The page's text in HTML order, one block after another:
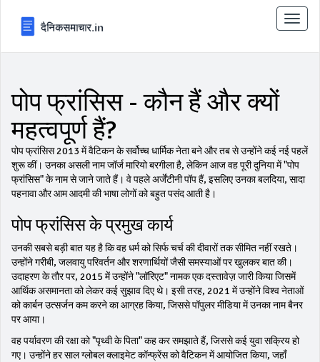
टॉगल
से
पोप फ्रांसिस - कौन हैं और क्यों
महत्वपूर्ण हैं?
पोप फ्रांसिस 2013 में वैटिकन के सर्वोच्च धार्मिक नेता बने और तब से उन्होंने कई नई पहलें
शुरू कीं। उनका असली नाम जॉर्ज मारियो बरगीला है, लेकिन आज वह पूरी दुनिया में "पोप
फ्रांसिस" के नाम से जाने जाते हैं। वे पहले अर्जेंटीनी पॉप हैं, इसलिए उनका बलदिया, सादा
पहनावा और आम आदमी की भाषा लोगों को बहुत पसंद आती है।
पोप फ्रांसिस के प्रमुख कार्य
उनकी सबसे बड़ी बात यह है कि वह धर्म को सिर्फ चर्च की दीवारों तक सीमित नहीं रखते।
उन्होंने गरीबी, जलवायु परिवर्तन और शरणार्थियों जैसी समस्याओं पर खुलकर बात की।
उदाहरण के तौर पर, 2015 में उन्होंने "लॉरिएट" नामक एक दस्तावेज़ जारी किया जिसमें
आर्थिक असमानता को लेकर कई सुझाव दिए थे। इसी तरह, 2021 में उन्होंने विश्व नेताओं
को कार्बन उत्सर्जन कम करने का आग्रह किया, जिससे पॉपुलर मीडिया में उनका नाम बैनर
पर आया।
वह पर्यावरण की रक्षा को "पृथ्वी के पिता" कह कर समझाते हैं, जिससे कई युवा सक्रिय हो
गए। उन्होंने हर साल ग्लोबल क्लाइमेट कॉन्फ्रेंस को वैटिकन में आयोजित किया, जहाँ